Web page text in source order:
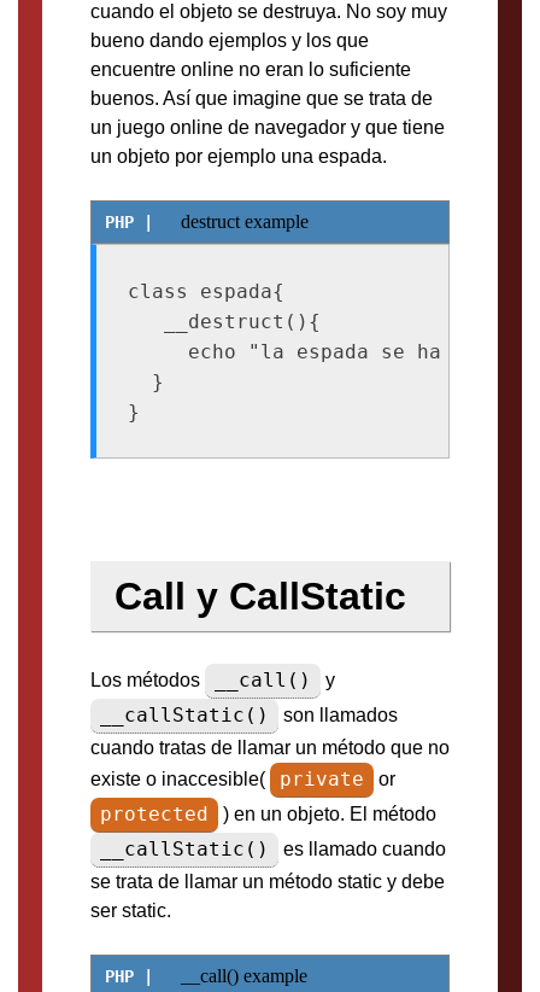
cuando el objeto se destruya. No soy muy
bueno dando ejemplos y los que
encuentre online no eran lo suficiente
buenos. Así que imagine que se trata de
un juego online de navegador y que tiene
un objeto por ejemplo una espada.
destruct example
class espada{
   __destruct(){
     echo "la espada se ha roto";
  }
Call y CallStatic
Los métodos __call() y
__callStatic()
son llamados
cuando tratas de llamar un método que no
existe o inaccesible(
private or
protected ) en un objeto. El método
__callStatic()
es llamado cuando
se trata de llamar un método static y debe
ser static.
__call() example